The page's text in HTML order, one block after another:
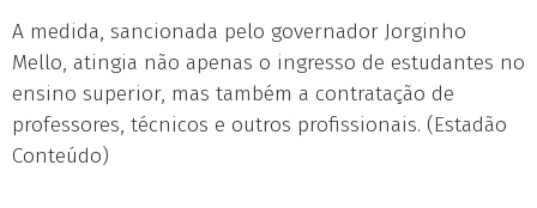
A medida, sancionada pelo governador Jorginho
Mello, atingia não apenas o ingresso de estudantes no
ensino superior, mas também a contratação de
professores, técnicos e outros profissionais. (Estadão
Conteúdo)